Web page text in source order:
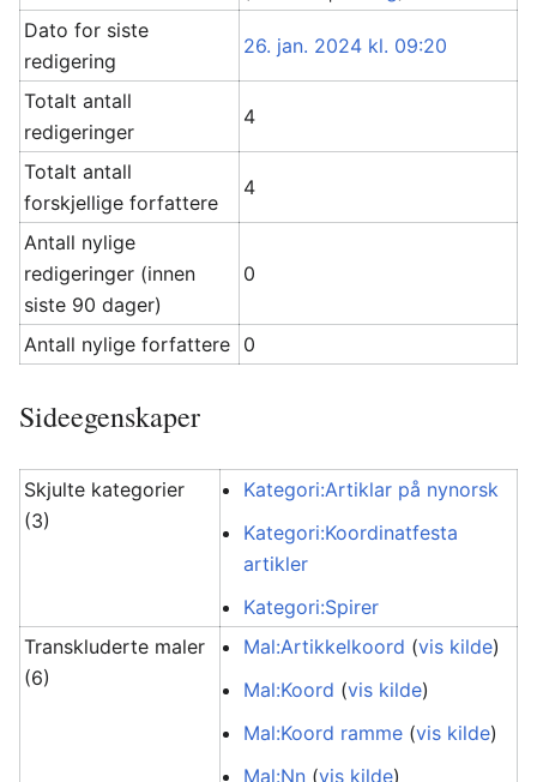
Dato for siste
redigering
26. jan. 2024 kl. 09:20
Totalt antall
redigeringer
4
Totalt antall
forskjellige forfattere
4
Antall nylige
redigeringer (innen
siste 90 dager)
0
Antall nylige forfattere 0
Sideegenskaper
Skjulte kategorier
(3)
Kategori:Artiklar på nynorsk
Kategori:Koordinatfesta
artikler
Kategori:Spirer
Transkluderte maler
(6)
Mal:Artikkelkoord (vis kilde)
Mal:Koord (vis kilde)
Mal:Koord ramme (vis kilde)
Mal:Nn (vis kilde)